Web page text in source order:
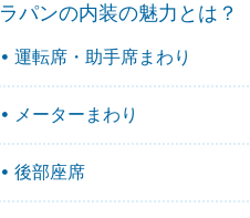
ラパンの内装の魅力とは？
運転席・助手席まわり
メーターまわり
後部座席